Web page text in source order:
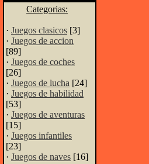
Categorias:
· Juegos clasicos [3]
· Juegos de accion
[89]
· Juegos de coches
[26]
· Juegos de lucha [24]
· Juegos de habilidad
[53]
· Juegos de aventuras
[15]
· Juegos infantiles
[23]
· Juegos de naves [16]